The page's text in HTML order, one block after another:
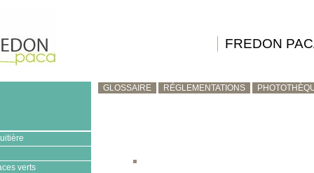
FREDON
verts
GLOSSAIRE RÉGLEMENTATIONS